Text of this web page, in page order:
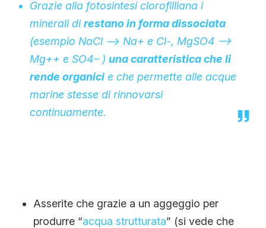
Grazie alla fotosintesi clorofilliana i
minerali direstano in forma dissociata
(esempio NaCl –> Na+ e Cl-, MgSO4 –>
Mg++ e SO4– ) una caratteristica che li
rende organici e che permette alle acque
marine stesse di rinnovarsi
continuamente.
Asserite che grazie a un aggeggio per
produrre “acqua strutturata” (si vede che